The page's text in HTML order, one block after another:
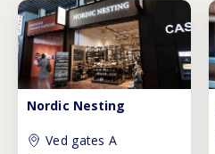
Nordic Nesting
Ved gates A